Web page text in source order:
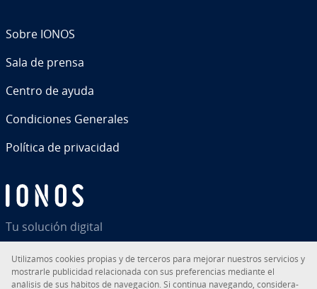
Tu solución digital
Sobre IONOS
Sala de prensa
Centro de ayuda
Co­n­di­cio­nes Generales
Política de pri­va­ci­dad
Uti­li­za­mos cookies propias y de terceros para mejorar nuestros servicios y
mostrarle pu­bli­ci­dad re­la­cio­na­da con sus pre­fe­re­n­cias mediante el
análisis de sus hábitos de na­ve­ga­ción. Si continua navegando, co­n­si­de­ra­